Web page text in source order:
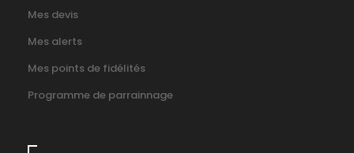
Mes devis
Mes alerts
Mes points de fidélités
Programme de parrainnage